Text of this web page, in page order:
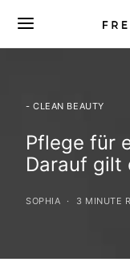
- CLEAN BEAUTY
Pflege für
Darauf gilt
SOPHIA 3 MINUTE